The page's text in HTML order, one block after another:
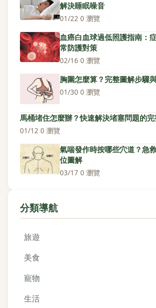
解決睡眠噪音
01/22·0 瀏覽
血癌白血球過低照護指南：
常防護對策
02/16·0 瀏覽
胸圍怎麼算？完整圖解步驟
01/30·0 瀏覽
馬桶堵住怎麼辦？快速解決堵塞問題的
01/12·0 瀏覽
氣喘發作時按哪些穴道？急
位圖解
03/17·0 瀏覽
分類導航
旅遊
美食
寵物
生活